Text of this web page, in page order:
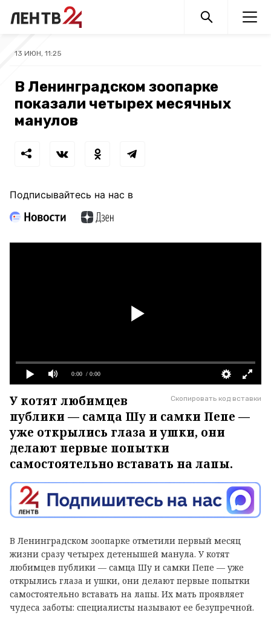
13 ИЮН, 11:25
В Ленинградском зоопарке
показали четырех месячных
манулов
Подписывайтесь на нас в
0:00 / 0:00
Скопировать код вставки
У котят любимцев
публики — самца Шу и самки Пепе —
уже открылись глаза и ушки, они
делают первые попытки
самостоятельно вставать на лапы.
В Ленинградском зоопарке отметили первый месяц
жизни сразу четырех детенышей манула. У котят
любимцев публики — самца Шу и самки Пепе — уже
открылись глаза и ушки, они делают первые попытки
самостоятельно вставать на лапы. Их мать проявляет
чудеса заботы: специалисты называют ее безупречной.